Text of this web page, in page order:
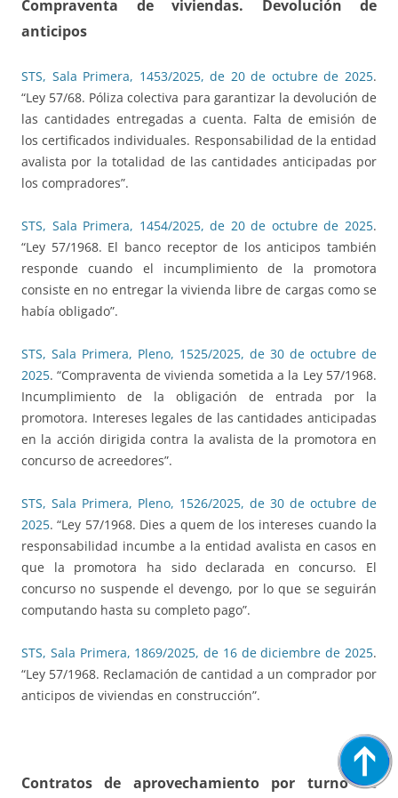
Compraventa de viviendas. Devolución de
anticipos
STS, Sala Primera, 1453/2025, de 20 de octubre de 2025.
“Ley 57/68. Póliza colectiva para garantizar la devolución de
las cantidades entregadas a cuenta. Falta de emisión de
los certificados individuales. Responsabilidad de la entidad
avalista por la totalidad de las cantidades anticipadas por
los compradores”.
STS, Sala Primera, 1454/2025, de 20 de octubre de 2025.
“Ley 57/1968. El banco receptor de los anticipos también
responde cuando el incumplimiento de la promotora
consiste en no entregar la vivienda libre de cargas como se
había obligado”.
STS, Sala Primera, Pleno, 1525/2025, de 30 de octubre de
2025. “Compraventa de vivienda sometida a la Ley 57/1968.
Incumplimiento de la obligación de entrada por la
promotora. Intereses legales de las cantidades anticipadas
en la acción dirigida contra la avalista de la promotora en
concurso de acreedores”.
STS, Sala Primera, Pleno, 1526/2025, de 30 de octubre de
2025. “Ley 57/1968. Dies a quem de los intereses cuando la
responsabilidad incumbe a la entidad avalista en casos en
que la promotora ha sido declarada en concurso. El
concurso no suspende el devengo, por lo que se seguirán
computando hasta su completo pago”.
STS, Sala Primera, 1869/2025, de 16 de diciembre de 2025.
“Ley 57/1968. Reclamación de cantidad a un comprador por
anticipos de viviendas en construcción”.
Contratos de aprovechamiento por turno de